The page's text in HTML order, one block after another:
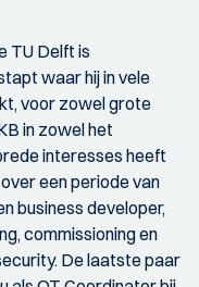
TU Delft is
waar hij in vele
voor zowel grote
in zowel het
interesses heeft
een periode van
business developer,
commissioning en
De laatste paar